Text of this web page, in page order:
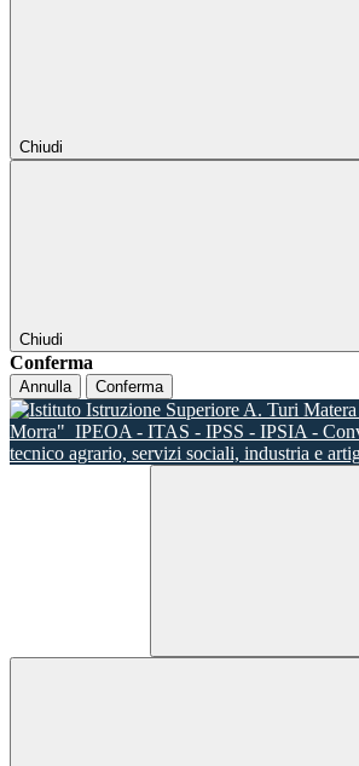
Chiudi
Chiudi
Conferma
Annulla Conferma
Morra" IPEOA - ITAS - IPSS - IPSIA -
tecnico agrario, servizi sociali, industria e